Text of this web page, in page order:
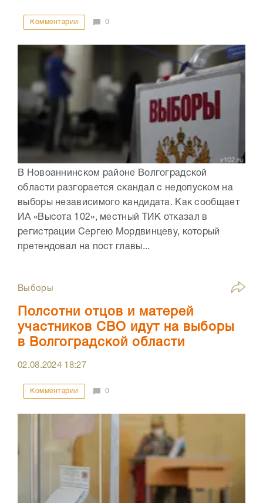
Комментарии 0
В Новоаннинском районе Волгоградской
области разгорается скандал с недопуском на
выборы независимого кандидата. Как сообщает
ИА «Высота 102», местный ТИК отказал в
регистрации Сергею Мордвинцеву, который
претендовал на пост главы...
Выборы
Полсотни отцов и матерей
участников СВО идут на выборы
в Волгоградской области
02.08.2024 18:27
Комментарии 0